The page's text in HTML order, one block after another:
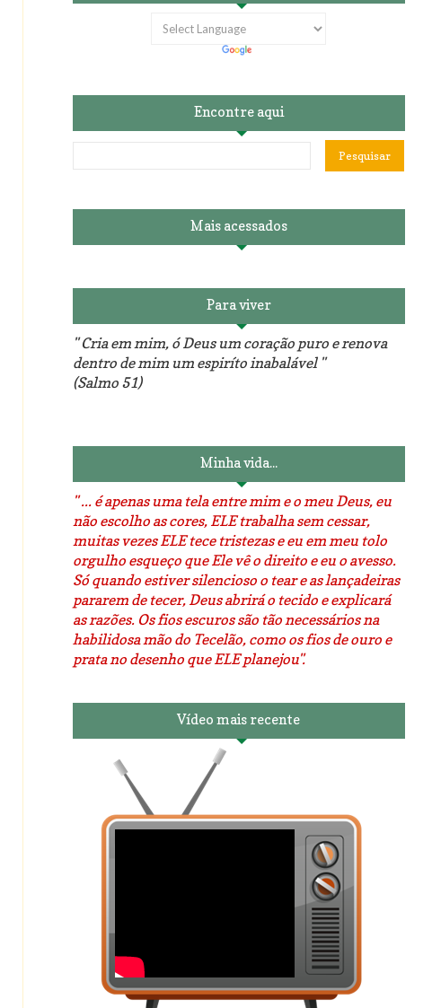
Encontre aqui
Mais acessados
Para viver
" Cria em mim, ó Deus um coração puro e renova
dentro de mim um espiríto inabalável "
(Salmo 51)
Minha vida...
" ... é apenas uma tela entre mim e o meu Deus, eu
não escolho as cores, ELE trabalha sem cessar,
muitas vezes ELE tece tristezas e eu em meu tolo
orgulho esqueço que Ele vê o direito e eu o avesso.
Só quando estiver silencioso o tear e as lançadeiras
pararem de tecer, Deus abrirá o tecido e explicará
as razões. Os fios escuros são tão necessários na
habilidosa mão do Tecelão, como os fios de ouro e
prata no desenho que ELE planejou".
Vídeo mais recente